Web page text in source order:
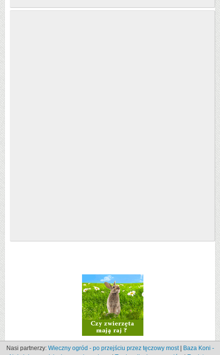
Nasi partnerzy: Wieczny ogród - po przejściu przez tęczowy most|
Baza Koni -